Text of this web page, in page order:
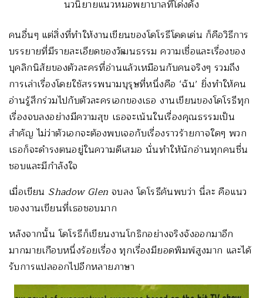
นวนิยายแนวหมอพยาบาลที่โด่งดัง
คนอื่นๆ แต่สิ่งที่ทำให้งานเขียนของโดโรธีโดดเด่น ก็คือวิธีการ
บรรยายที่มีรายละเอียดของวัฒนธรรม ความเชื่อและเรื่องของ
บุคลิกนิสัยของตัวละครที่อ่านแล้วเหมือนกับคนจริงๆ รวมถึง
การเล่าเรื่องโดยใช้สรรพนามบุรุษที่หนึ่งคือ ‘ฉัน’ ยิ่งทำให้คน
อ่านรู้สึกร่วมไปกับตัวละครเอกของเธอ งานเขียนของโดโรธีทุก
เรื่องจบลงอย่างมีความสุข เธอจะเน้นในเรื่องคุณธรรมเป็น
สำคัญ ไม่ว่าตัวเอกจะต้องพบเจอกับเรื่องราวร้ายกาจใดๆ พวก
เธอก็จะดำรงตนอยู่ในความดีเสมอ นั่นทำให้นักอ่านทุกคนชื่น
ชอบและมีกำลังใจ
เมื่อเขียน Shadow Glen จบลง โดโรธีค้นพบว่า นี่ละ คือแนว
ของงานเขียนที่เธอชอบมาก
หลังจากนั้น โดโรธีก็เขียนงานโกธิกอย่างจริงจังออกมาอีก
มากมายเกือบหนึ่งร้อยเรื่อง ทุกเรื่องมียอดพิมพ์สูงมาก และได้
รับการแปลออกไปอีกหลายภาษา